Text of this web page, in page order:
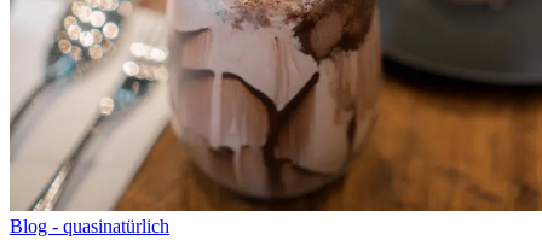
Blog - quasinatürlich